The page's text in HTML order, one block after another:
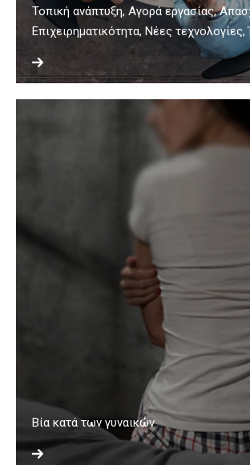
Τοπική ανάπτυξη, Αγορά εργασίας,
Επιχειρηματικότητα, Νέες τεχνολογίες,
Βία κατά των γυναικών